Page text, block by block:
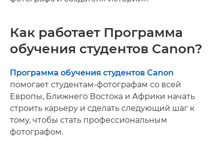
Как работает Программа
обучения студентов Canon?
Программа обучения студентов Canon
помогает студентам-фотографам со всей
Европы, Ближнего Востока и Африки начать
строить карьеру и сделать следующий шаг к
тому, чтобы стать профессиональным
фотографом.